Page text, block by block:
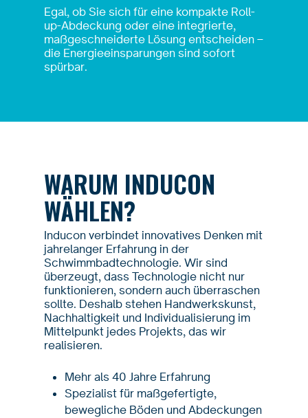
Egal, ob Sie sich für eine kompakte Roll-
up-Abdeckung oder eine integrierte,
maßgeschneiderte Lösung entscheiden –
die Energieeinsparungen sind sofort
spürbar.
WARUM INDUCON
WÄHLEN?
Inducon verbindet innovatives Denken mit
jahrelanger Erfahrung in der
Schwimmbadtechnologie. Wir sind
überzeugt, dass Technologie nicht nur
funktionieren, sondern auch überraschen
sollte. Deshalb stehen Handwerkskunst,
Nachhaltigkeit und Individualisierung im
Mittelpunkt jedes Projekts, das wir
realisieren.
Mehr als 40 Jahre Erfahrung
Spezialist für maßgefertigte,
bewegliche Böden und Abdeckungen